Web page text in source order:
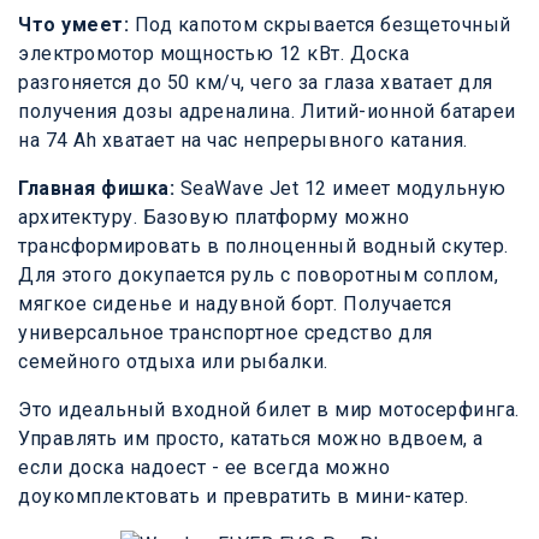
Что умеет: Под капотом скрывается безщеточный
электромотор мощностью 12 кВт. Доска
разгоняется до 50 км/ч, чего за глаза хватает для
получения дозы адреналина. Литий-ионной батареи
на 74 Ah хватает на час непрерывного катания.
Главная фишка: SeaWave Jet 12 имеет модульную
архитектуру. Базовую платформу можно
трансформировать в полноценный водный скутер.
Для этого докупается руль с поворотным соплом,
мягкое сиденье и надувной борт. Получается
универсальное транспортное средство для
семейного отдыха или рыбалки.
Это идеальный входной билет в мир мотосерфинга.
Управлять им просто, кататься можно вдвоем, а
если доска надоест - ее всегда можно
доукомплектовать и превратить в мини-катер.